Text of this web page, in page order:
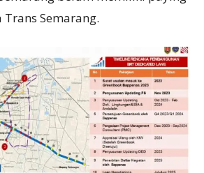
Semarang.